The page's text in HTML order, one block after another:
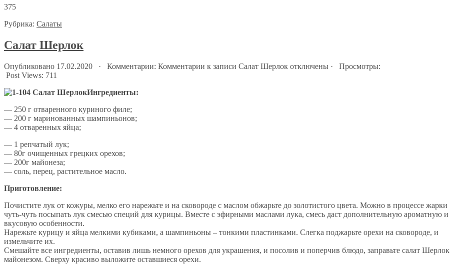
375
Рубрика: Салаты
Салат Шерлок
Опубликовано 17.02.2020 · Комментарии: Комментарии к записи Салат Шерлок отключены · Просмотры:
Post Views: 711
Ингредиенты:
— 250 г отваренного куриного филе;
— 200 г маринованных шампиньонов;
— 4 отваренных яйца;
— 1 репчатый лук;
— 80г очищенных грецких орехов;
— 200г майонеза;
— соль, перец, растительное масло.
Приготовление:
Почистите лук от кожуры, мелко его нарежьте и на сковороде с маслом обжарьте до золотистого цвета. Можно в процессе жарки
чуть-чуть посыпать лук смесью специй для курицы. Вместе с эфирными маслами лука, смесь даст дополнительную ароматную и
вкусовую особенности.
Нарежьте курицу и яйца мелкими кубиками, а шампиньоны – тонкими пластинками. Слегка поджарьте орехи на сковороде, и
измельчите их.
Смешайте все ингредиенты, оставив лишь немного орехов для украшения, и посолив и поперчив блюдо, заправьте салат Шерлок
майонезом. Сверху красиво выложите оставшиеся орехи.